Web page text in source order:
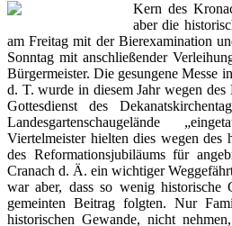
Kern des
aber die
am Freitag mit der Bierexamination
Sonntag mit anschließender
Bürgermeister. Die gesungene Messe
d. T. wurde in diesem Jahr wegen des
Gottesdienst des
Landesgartenschaugelände
Viertelmeister hielten dies wegen des
des Reformationsjubiläums für
Cranach d. Ä. ein wichtiger
war aber, dass so wenig historische
gemeinten Beitrag folgten. Nur
historischen Gewande, nicht